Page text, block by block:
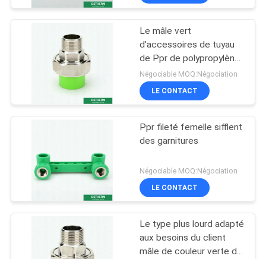
Le mâle vert
d'accessoires de tuyau
de Ppr de polypropylène
a fileté la taille des
syndicats 20-110
millimètres
Négociable MOQ:Négociation
LE CONTACT
Ppr fileté femelle sifflent
des garnitures
Négociable MOQ:Négociation
LE CONTACT
Le type plus lourd adapté
aux besoins du client
mâle de couleur verte de